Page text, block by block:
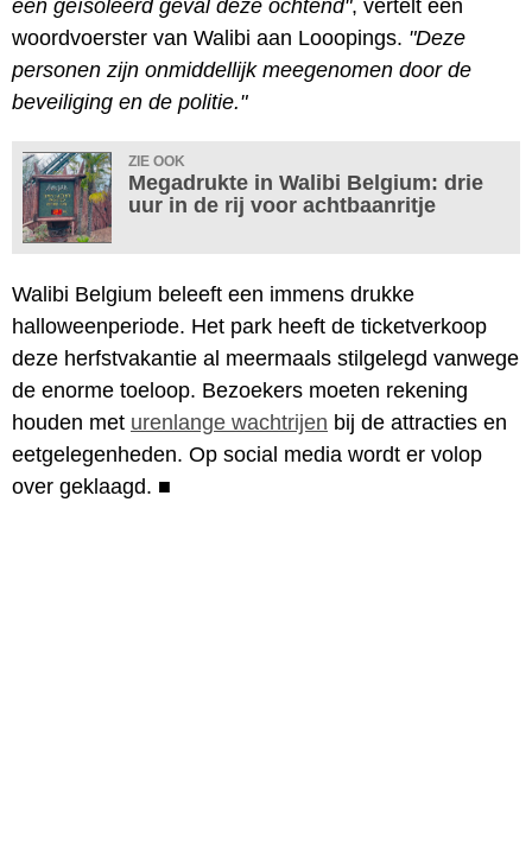
een geïsoleerd geval deze ochtend", vertelt een
woordvoerster van Walibi aan Looopings. "Deze
personen zijn onmiddellijk meegenomen door de
beveiliging en de politie."
ZIE OOK
Megadrukte in Walibi Belgium: drie
uur in de rij voor achtbaanritje
Walibi Belgium beleeft een immens drukke
halloweenperiode. Het park heeft de ticketverkoop
deze herfstvakantie al meermaals stilgelegd vanwege
de enorme toeloop. Bezoekers moeten rekening
houden met urenlange wachtrijen bij de attracties en
eetgelegenheden. Op social media wordt er volop
over geklaagd. ■